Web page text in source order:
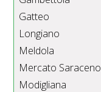
Gatteo
Longiano
Meldola
Mercato Saraceno
Modigliana